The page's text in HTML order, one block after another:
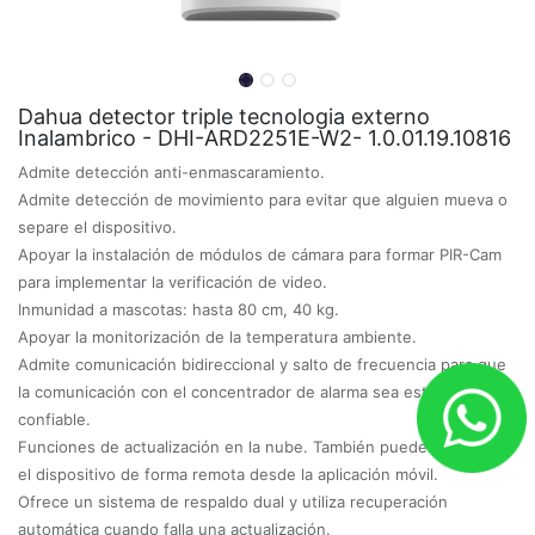
Dahua detector triple tecnologia externo
Inalambrico - DHI-ARD2251E-W2- 1.0.01.19.10816
Admite detección anti-enmascaramiento.
Admite detección de movimiento para evitar que alguien mueva o
separe el dispositivo.
Apoyar la instalación de módulos de cámara para formar PIR-Cam
para implementar la verificación de video.
Inmunidad a mascotas: hasta 80 cm, 40 kg.
Apoyar la monitorización de la temperatura ambiente.
Admite comunicación bidireccional y salto de frecuencia para que
la comunicación con el concentrador de alarma sea estable y
confiable.
Funciones de actualización en la nube. También puedes actualizar
el dispositivo de forma remota desde la aplicación móvil.
Ofrece un sistema de respaldo dual y utiliza recuperación
automática cuando falla una actualización.